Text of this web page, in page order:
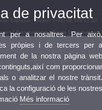
Espanya. Telèfon: (+34) 96 386 41 00
|Transparència|Bústia Departament
de privacitat
per a nosaltres. Per
pròpies i de tercers per
de la nostra pàgina
com
o analitzar el nostre
la configuració de les
Més informació